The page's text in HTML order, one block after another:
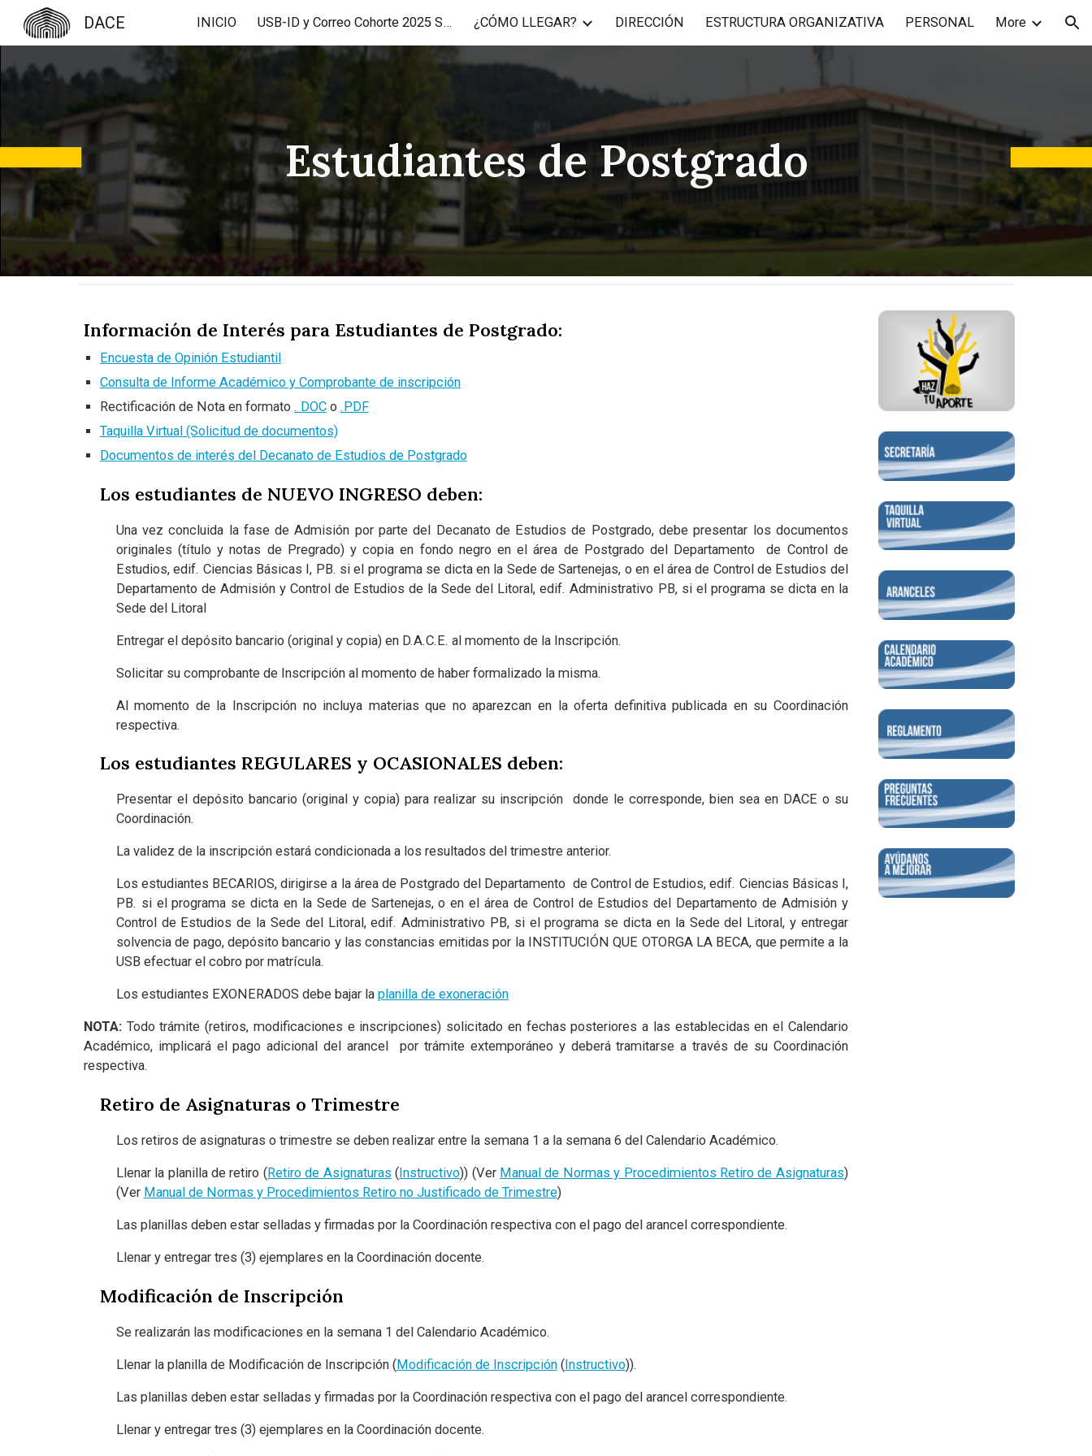
Skip to main content Skip to navigation
DACE INICIO USB-ID y Correo Cohorte 2025 SNI y MECE ¿CÓMO LLEGAR? DIRECCIÓN ESTRUCTURA ORGANIZATIVA PERSONAL More
Estudiantes de Postgrado
Información de Interés para Estudiantes de Postgrado:
Encuesta de Opinión Estudiantil
Consulta de Informe Académico y Comprobante de inscripción
Rectificación de Nota en formato . DOCo .PDF
Taquilla Virtual (Solicitud de documentos)
Documentos de interés del Decanato de Estudios de Postgrado
Los estudiantes de NUEVO INGRESO deben:
Una vez concluida la fase de Admisión por parte del Decanato de Estudios de Postgrado, debe presentar los documentos
originales (título y notas de Pregrado) y copia en fondo negro en el área de Postgrado del Departamento de Control de
Estudios, edif. Ciencias Básicas I, PB. si el programa se dicta en la Sede de Sartenejas, o en el área de Control de Estudios del
Departamento de Admisión y Control de Estudios de la Sede del Litoral, edif. Administrativo PB, si el programa se dicta en la
Sede del Litoral
Entregar el depósito bancario (original y copia) en D.A.C.E. al momento de la Inscripción.
Solicitar su comprobante de Inscripción al momento de haber formalizado la misma.
Al momento de la Inscripción no incluya materias que no aparezcan en la oferta definitiva publicada en su Coordinación
respectiva.
Los estudiantes REGULARES y OCASIONALES deben:
Presentar el depósito bancario (original y copia) para realizar su inscripción donde le corresponde, bien sea en DACE o su
Coordinación.
La validez de la inscripción estará condicionada a los resultados del trimestre anterior.
Los estudiantes BECARIOS, dirigirse a la área de Postgrado del Departamento de Control de Estudios, edif. Ciencias Básicas I,
PB. si el programa se dicta en la Sede de Sartenejas, o en el área de Control de Estudios del Departamento de Admisión y
Control de Estudios de la Sede del Litoral, edif. Administrativo PB, si el programa se dicta en la Sede del Litoral, y entregar
solvencia de pago, depósito bancario y las constancias emitidas por la INSTITUCIÓN QUE OTORGA LA BECA, que permite a la
USB efectuar el cobro por matrícula.
Los estudiantes EXONERADOS debe bajar la planilla de exoneración
NOTA: Todo trámite (retiros, modificaciones e inscripciones) solicitado en fechas posteriores a las establecidas en el Calendario
Académico, implicará el pago adicional del arancel por trámite extemporáneo y deberá tramitarse a través de su Coordinación
respectiva.
Retiro de Asignaturas o Trimestre
Los retiros de asignaturas o trimestre se deben realizar entre la semana 1 a la semana 6 del Calendario Académico.
Llenar la planilla de retiro (Retiro de Asignaturas (Instructivo)) (Ver Manual de Normas y Procedimientos Retiro de Asignaturas)
(Ver Manual de Normas y Procedimientos Retiro no Justificado de Trimestre)
Las planillas deben estar selladas y firmadas por la Coordinación respectiva con el pago del arancel correspondiente.
Llenar y entregar tres (3) ejemplares en la Coordinación docente.
Modificación de Inscripción
Se realizarán las modificaciones en la semana 1 del Calendario Académico.
Llenar la planilla de Modificación de Inscripción (Modificación de Inscripción(Instructivo)).
Las planillas deben estar selladas y firmadas por la Coordinación respectiva con el pago del arancel correspondiente.
Llenar y entregar tres (3) ejemplares en la Coordinación docente.